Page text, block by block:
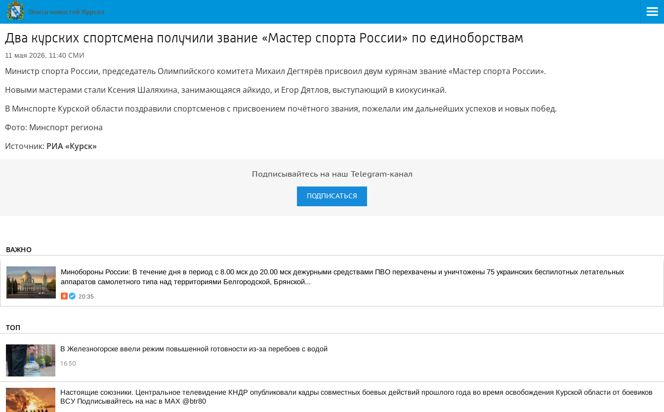
Два курских спортсмена получили звание «Мастер спорта России» по единоборствам
11 мая 2026, 11:40 СМИ
Министр спорта России, председатель Олимпийского комитета Михаил Дегтярёв присвоил двум курянам звание «Мастер спорта России».
Новыми мастерами стали Ксения Шаляхина, занимающаяся айкидо, и Егор Дятлов, выступающий в киокусинкай.
В Минспорте Курской области поздравили спортсменов с присвоением почётного звания, пожелали им дальнейших успехов и новых побед.
Фото: Минспорт региона
Источник: РИА «Курск»
Подписывайтесь на наш Telegram-канал
ПОДПИСАТЬСЯ
ВАЖНО
Минобороны России: В течение дня в период с 8.00 мск до 20.00 мск дежурными средствами ПВО перехвачены и уничтожены 75 украинских беспилотных летательных
аппаратов самолетного типа над территориями Белгородской, Брянской...
20:35
ТОП
В Железногорске ввели режим повышенной готовности из-за перебоев с водой
16:50
Настоящие союзники. Центральное телевидение КНДР опубликовали кадры совместных боевых действий прошлого года во время освобождения Курской области от боевиков
ВСУ Подписывайтесь на нас в MAX @btr80